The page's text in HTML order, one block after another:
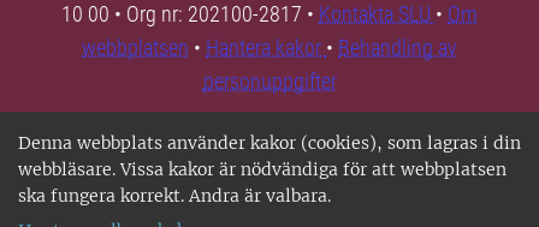
Denna webbplats använder kakor (cookies), som lagras i din
webbläsare. Vissa kakor är nödvändiga för att webbplatsen
ska fungera korrekt. Andra är valbara.
10 00 • Org nr: 202100-2817 • Kontakta SLU • Om
webbplatsen • Hantera kakor • Behandling av
personuppgifter